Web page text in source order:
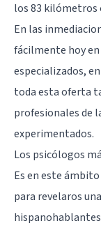
los 83 kilómetros
En las
fácilmente hoy en
especializados,
toda esta oferta
profesionales de
experimentados.
Los psicólogos
Es en este
para revelaros